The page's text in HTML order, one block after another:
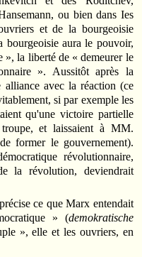
ou bien dans Ies
et de la bourgeoisie
bourgeoisie aura le pouvoir,
», la liberté de « demeurer le
». Aussitôt après la
avec la réaction (ce
si par exemple les
qu'une victoire partielle
et laissaient à MM.
former le gouvernement).
révolutionnaire,
la révolution, deviendrait
ce que Marx entendait
» (demokratische
», elle et les ouvriers, en